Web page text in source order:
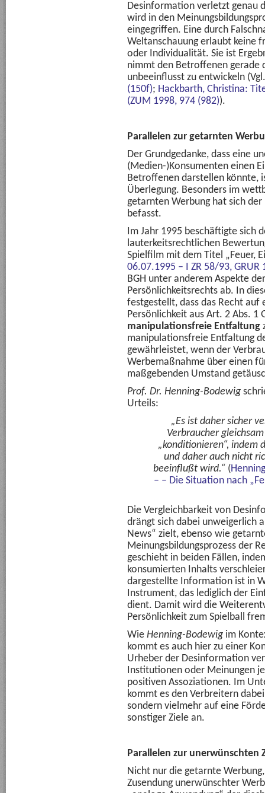
Desinformation verletzt genau
wird in den
eingegriffen. Eine durch
Weltanschauung erlaubt keine
oder Individualität. Sie ist
nimmt den Betroffenen gerade
unbeeinflusst zu entwickeln
(150f); Hackbarth, Christina:
(ZUM 1998, 974 (982)).
Parallelen zur getarnten
Der Grundgedanke, dass eine
(Medien-)Konsumenten einen
Betroffenen darstellen könnte,
Überlegung. Besonders im
getarnten Werbung hat sich
befasst.
Im Jahr 1995 beschäftigte sich
lauterkeitsrechtlichen
Spielfilm mit dem Titel „Feuer,
06.07.1995 – I ZR 58/93, GRUR
BGH unter anderem Aspekte
Persönlichkeitsrechts ab. In
festgestellt, dass das Recht
Persönlichkeit aus Art. 2 Abs. 1
manipulationsfreie Entfaltung
manipulationsfreie Entfaltung
gewährleistet, wenn der
Werbemaßnahme über einen
maßgebenden Umstand
Prof. Dr. Henning-Bodewig
Urteils:
„Es ist daher sicher
Verbraucher
„konditionieren“, indem
und daher auch nicht
beeinflußt wird.“ (
– – Die Situation nach
Die Vergleichbarkeit von
drängt sich dabei unweigerlich
News“ zielt, ebenso wie
Meinungsbildungsprozess der
geschieht in beiden Fällen,
konsumierten Inhalts
dargestellte Information ist in
Instrument, das lediglich der
dient. Damit wird die
Persönlichkeit zum Spielball
Wie Henning-Bodewig im
kommt es auch hier zu einer
Urheber der Desinformation
Institutionen oder Meinungen
positiven Assoziationen. Im
kommt es den Verbreitern
sondern vielmehr auf eine
sonstiger Ziele an.
Parallelen zur unerwünschten
Nicht nur die getarnte
Zusendung unerwünschter